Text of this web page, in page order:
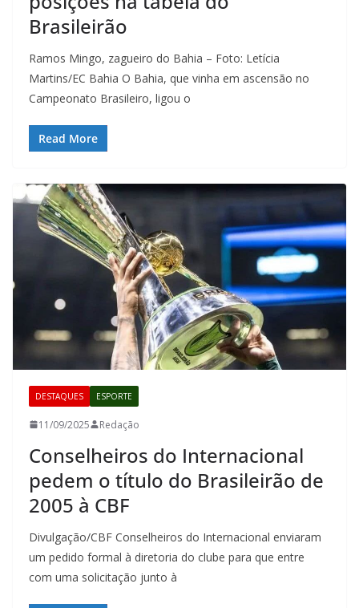
Brasileirão
Ramos Mingo, zagueiro do Bahia – Foto: Letícia
Martins/EC Bahia O Bahia, que vinha em ascensão no
Campeonato Brasileiro, ligou o
Read More
DESTAQUES ESPORTE
11/09/2025 Redação
Conselheiros do Internacional
pedem o título do Brasileirão de
2005 à CBF
Divulgação/CBF Conselheiros do Internacional enviaram
um pedido formal à diretoria do clube para que entre
com uma solicitação junto à